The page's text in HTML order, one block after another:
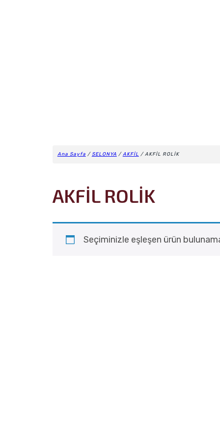
Ana Sayfa /SELONYA /AKFİL / AKFİL ROLİK
AKFİL ROLİK
Seçiminizle eşleşen ürün